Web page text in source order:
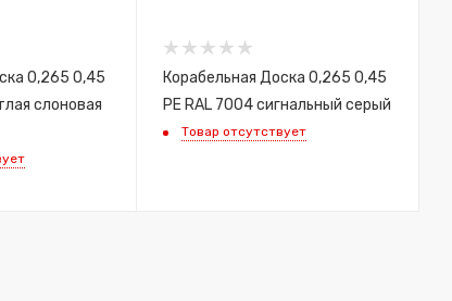
0,265 0,45
слоновая
Корабельная Доска 0,265 0,45
PE RAL 7004 сигнальный серый
Товар отсутствует